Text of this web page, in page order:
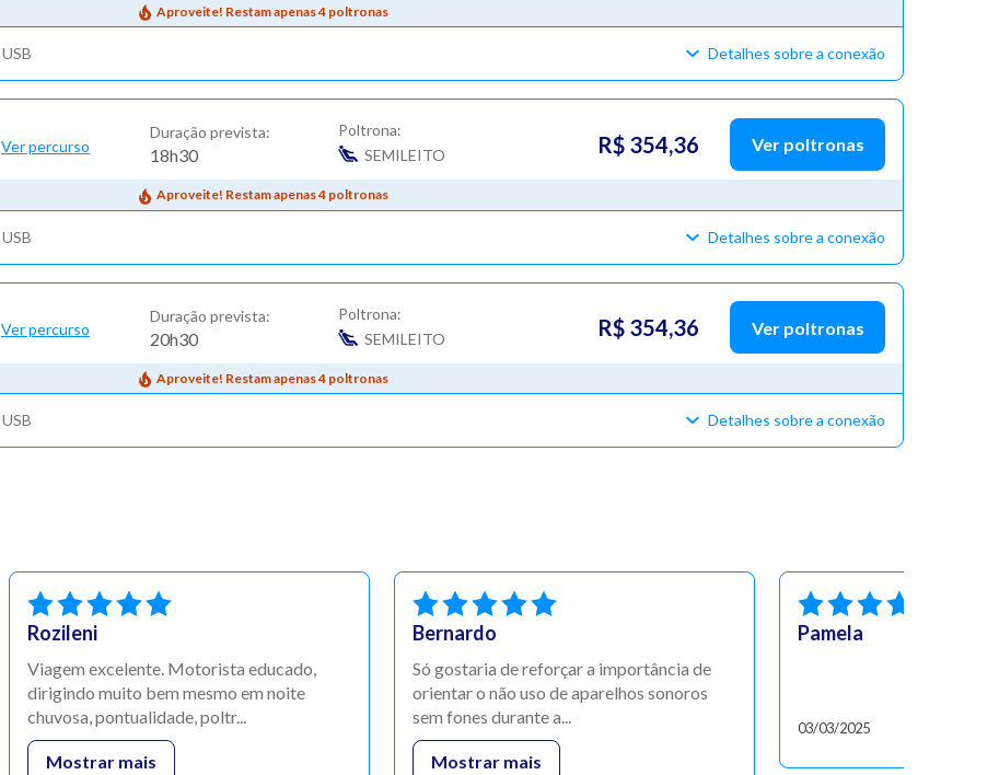
Aproveite! Restam apenas 4 poltronas
USB Detalhes sobre a conexão
Ver percurso
Duração prevista:
18h30
Poltrona:
SEMILEITO
R$ 354,36 Ver poltronas
Aproveite! Restam apenas 4 poltronas
USB Detalhes sobre a conexão
Ver percurso
Duração prevista:
20h30
Poltrona:
SEMILEITO
R$ 354,36 Ver poltronas
Aproveite! Restam apenas 4 poltronas
USB Detalhes sobre a conexão
Rozileni
Viagem excelente. Motorista educado,
dirigindo muito bem mesmo em noite
chuvosa, pontualidade, poltr...
Mostrar mais
Bernardo
Só gostaria de reforçar a importância de
orientar o não uso de aparelhos sonoros
sem fones durante a...
Mostrar mais
Pamela
03/03/2025